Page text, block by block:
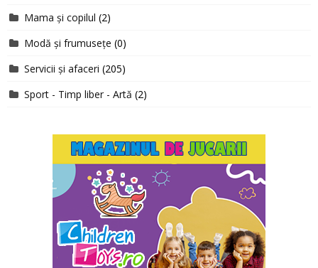
Mama și copilul (2)
Modă și frumusețe (0)
Servicii și afaceri (205)
Sport - Timp liber - Artă (2)